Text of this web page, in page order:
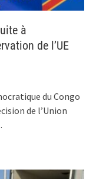
à
de l’UE
du Congo
de l’Union